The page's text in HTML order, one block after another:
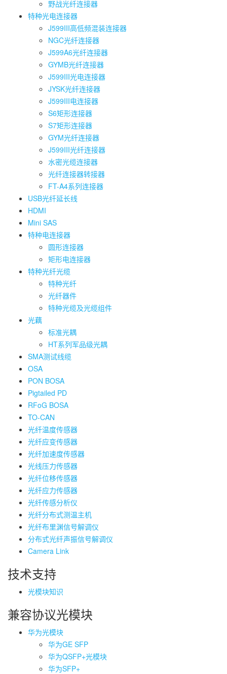
野战光纤连接器
特种光电连接器
J599III高低频混装连接器
NGC光纤连接器
J599A6光纤连接器
GYMB光纤连接器
J599III光电连接器
JYSK光纤连接器
J599III电连接器
S6矩形连接器
S7矩形连接器
GYM光纤连接器
J599III光纤连接器
水密光缆连接器
光纤连接器转接器
FT-A4系列连接器
USB光纤延长线
HDMI
Mini SAS
特种电连接器
圆形连接器
矩形电连接器
特种光纤光缆
特种光纤
光纤器件
特种光缆及光缆组件
光藕
标准光耦
HT系列军品级光耦
SMA测试线缆
OSA
PON BOSA
Pigtailed PD
RFoG BOSA
TO-CAN
光纤温度传感器
光纤应变传感器
光纤加速度传感器
光线压力传感器
光纤位移传感器
光纤应力传感器
光纤传感分析仪
光纤分布式测温主机
光纤布里渊信号解调仪
分布式光纤声振信号解调仪
Camera Link
技术支持
光模块知识
兼容协议光模块
华为光模块
华为GE SFP
华为QSFP+光模块
华为SFP+